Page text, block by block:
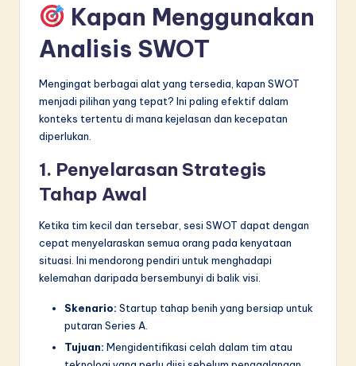
Kapan Menggunakan
Analisis SWOT
Mengingat berbagai alat yang tersedia, kapan SWOT
menjadi pilihan yang tepat? Ini paling efektif dalam
konteks tertentu di mana kejelasan dan kecepatan
diperlukan.
1. Penyelarasan Strategis
Tahap Awal
Ketika tim kecil dan tersebar, sesi SWOT dapat dengan
cepat menyelaraskan semua orang pada kenyataan
situasi. Ini mendorong pendiri untuk menghadapi
kelemahan daripada bersembunyi di balik visi.
Skenario: Startup tahap benih yang bersiap untuk
putaran Series A.
Tujuan: Mengidentifikasi celah dalam tim atau